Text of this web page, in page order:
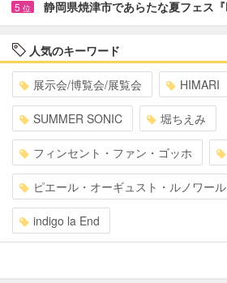
5 位 静岡県焼津市であらたな夏フェス
人気のキーワード
展示会/博覧会/展覧会 HIMARI
SUMMER SONIC 堀ちえみ
フィンセント・ファン・ゴッホ
ピエール・オーギュスト・ルノワール
indigo la End